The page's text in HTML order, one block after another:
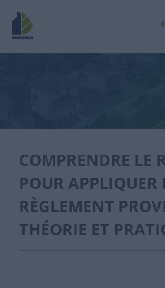
COMPRENDRE LE
POUR APPLIQUER
RÈGLEMENT
THÉORIE ET